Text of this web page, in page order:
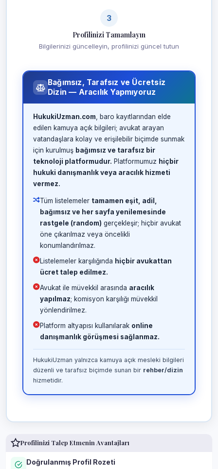
3
Profilinizi Tamamlayın
Bilgilerinizi güncelleyin, profilinizi güncel tutun
Bağımsız, Tarafsız ve Ücretsiz
Dizin — Aracılık Yapmıyoruz
HukukiUzman.com , baro kayıtlarından elde
edilen kamuya açık bilgileri; avukat arayan
vatandaşlara kolay ve erişilebilir biçimde sunmak
için kurulmuş bağımsız ve tarafsız bir
teknoloji platformudur. Platformumuz hiçbir
hukuki danışmanlık veya aracılık hizmeti
vermez.
Tüm listelemeler tamamen eşit, adil,
bağımsız ve her sayfa yenilemesinde
rastgele (random) gerçekleşir; hiçbir avukat
öne çıkarılmaz veya öncelikli
konumlandırılmaz.
Listelemeler karşılığında hiçbir avukattan
ücret talep edilmez.
Avukat ile müvekkil arasında aracılık
yapılmaz; komisyon karşılığı müvekkil
yönlendirilmez.
Platform altyapısı kullanılarak online
danışmanlık görüşmesi sağlanmaz.
HukukiUzman yalnızca kamuya açık mesleki bilgileri
düzenli ve tarafsız biçimde sunan bir rehber/dizin
hizmetidir.
Profilinizi Talep Etmenin Avantajları
Doğrulanmış Profil Rozeti